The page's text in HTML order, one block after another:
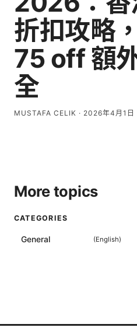
折扣攻略
75 off 額
全
MUSTAFA CELIK · 2026年4月1日
More topics
CATEGORIES
General (English)